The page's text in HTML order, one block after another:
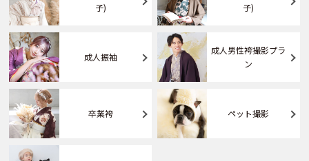
子)
子)
成人振袖
成人男性袴撮影プラ
ン
卒業袴 ペット撮影